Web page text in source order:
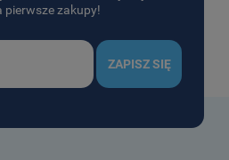
pierwsze zakupy!
ZAPISZ SIĘ